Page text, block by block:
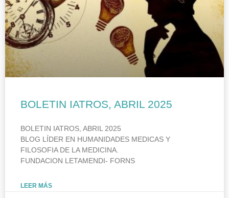
BOLETIN IATROS, ABRIL 2025
BOLETIN IATROS, ABRIL 2025
BLOG LÍDER EN HUMANIDADES MEDICAS Y
FILOSOFIA DE LA MEDICINA.
FUNDACION LETAMENDI- FORNS
LEER MÁS